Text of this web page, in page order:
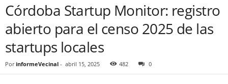
Córdoba Startup Monitor: registro
abierto para el censo 2025 de las
startups locales
Por informeVecinal - abril 15, 2025 482 0